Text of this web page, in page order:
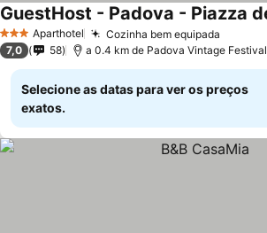
3 EstrelasAparthotel Cozinha bem equipada
7,0 58 a 0.4 km de Padova Vintage Festival
Selecione as datas para ver os preços
exatos.